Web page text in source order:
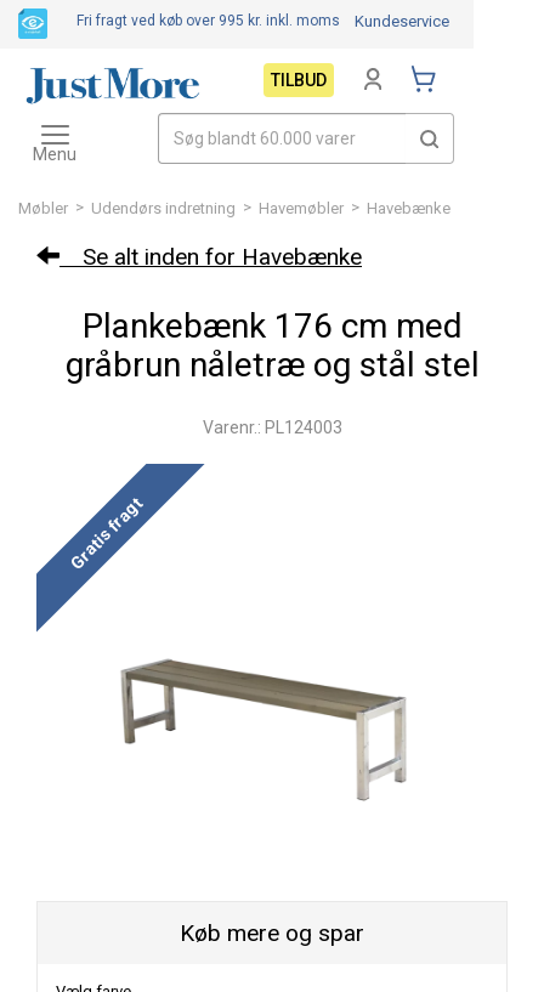
Møbler > Udendørs indretning > Havemøbler > Havebænke
Se alt inden for Havebænke
Plankebænk 176 cm med
gråbrun nåletræ og stål stel
Varenr.: PL124003
Gratis fragt
Køb mere og spar
Fri fragt ved køb over 995 kr. inkl. moms Kundeservice
TILBUD
Toggle
navigation
Menu